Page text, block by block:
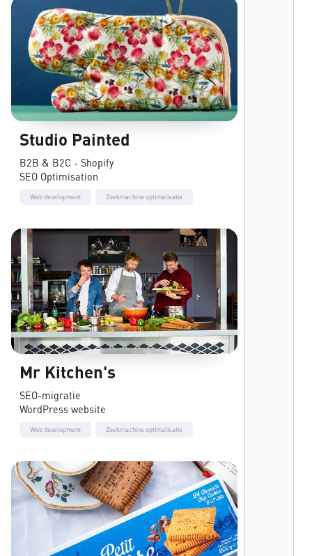
Studio Painted
B2B & B2C - Shopify
SEO Optimisation
Web development Zoekmachine optimalisatie
Mr Kitchen's
SEO-migratie
WordPress website
Web development Zoekmachine optimalisatie